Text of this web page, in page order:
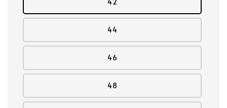
44
46
48